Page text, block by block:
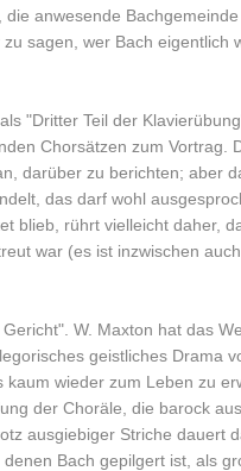
anwesende Bachgemeinde
sagen, wer Bach eigentlich
"Dritter Teil der
Chorsätzen zum Vortrag.
darüber zu berichten; aber
das darf wohl
blieb, rührt vielleicht daher,
war (es ist inzwischen
W. Maxton hat das
geistliches Drama
wieder zum Leben zu
der Choräle, die barock
ausgiebiger Striche dauert
Bach gepilgert ist, als